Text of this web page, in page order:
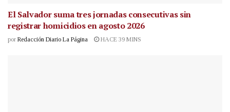
El Salvador suma tres jornadas consecutivas sin
registrar homicidios en agosto 2026
por Redacción Diario La Página HACE 39 MINS